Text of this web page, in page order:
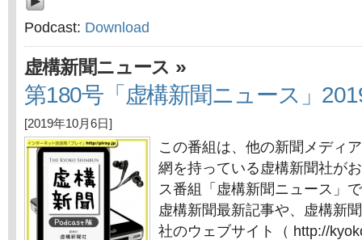
Podcast: Download
虚構新聞ニュース »
第180号「虚構新聞ニュース」
[2019年10月6日]
この番組は、他の新聞メディ
網を持っている虚構新聞社が
ス番組「虚構新聞ニュース」
虚構新聞最新記事や、虚構新
社のウェブサイト（ http://